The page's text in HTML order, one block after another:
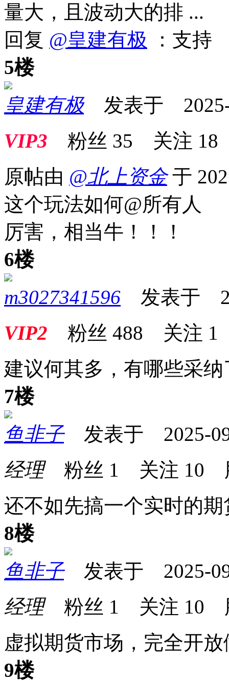
量大，且波动大的排 ...
回复 @皇建有极 ：支持
5楼
皇建有极发表于 2025-
VIP3 粉丝 35 关注 18
原帖由 @北上资金 于
这个玩法如何@所有人
厉害，相当牛！！！
6楼
m3027341596 发表于
VIP2 粉丝 488 关注 1
建议何其多，有哪些采
7楼
鱼非子发表于 2025-
经理粉丝 1 关注 10
还不如先搞一个实时的期
8楼
鱼非子发表于 2025-
经理粉丝 1 关注 10
虚拟期货市场，完全开
9楼